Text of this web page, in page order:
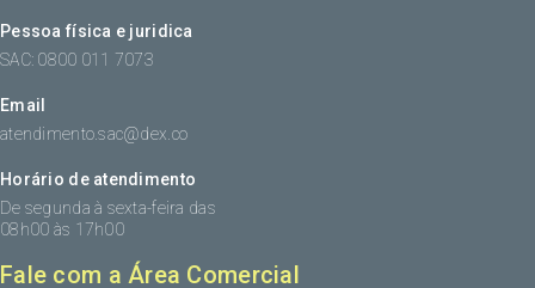
Pessoa física e juridica
SAC: 0800 011 7073
Email
atendimento.sac@dex.co
Horário de atendimento
De segunda à sexta-feira das
08h00 às 17h00
Fale com a Área Comercial